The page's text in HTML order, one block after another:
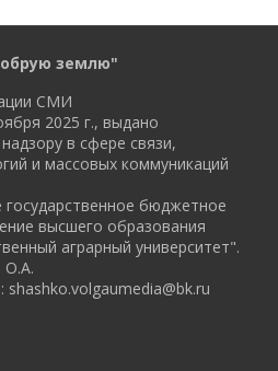
землю"
СМИ
2025 г., выдано
в сфере связи,
и массовых коммуникаций
бюджетное
высшего образования
аграрный университет".
О.А.
shashko.volgaumedia@bk.ru